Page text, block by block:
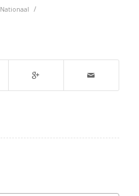
Nationaal /